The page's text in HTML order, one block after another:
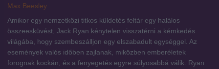
Max Beesley
Amikor egy nemzetközi titkos küldetés feltár egy halálos
összeesküvést, Jack Ryan kénytelen visszatérni a kémkedés
világába, hogy szembeszálljon egy elszabadult egységgel. Az
események valós időben zajlanak, miközben emberéletek
forognak kockán, és a fenyegetés egyre súlyosabbá válik. Ryan